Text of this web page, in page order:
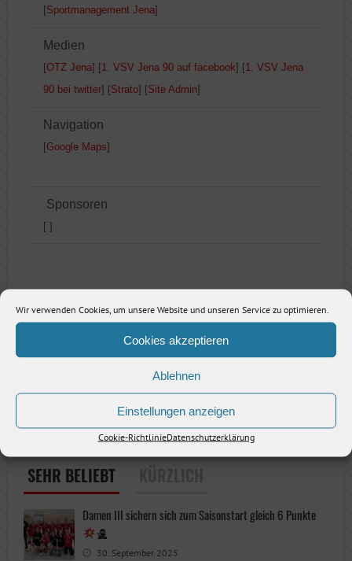
Wir verwenden Cookies, um unsere Website und unseren Service zu optimieren.
Cookies akzeptieren
Ablehnen
Einstellungen anzeigen
Cookie-RichtlinieDatenschutzerklärung
[Sportmanagement Jena]
Medien
[OTZ Jena] [1. VSV Jena 90 auf facebook] [1. VSV Jena
90 bei twitter] [Strato] [Site Admin]
Navigation
[Google Maps]
Sponsoren
[ ]
SEHR BELIEBT
Damen III sichern sich zum Saisonstart gleich 6 Punkte
30. September 2025